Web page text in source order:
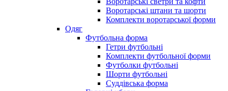
Воротарські штани та шорти
Комплекти воротарської форми
Одяг
Футбольна форма
Гетри футбольні
Комплекти футбольної форми
Футболки футбольні
Шорти футбольні
Суддівська форма